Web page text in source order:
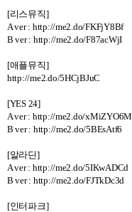
[리스뮤직]
A ver : http://me2.do/FKFjY8Bf
B ver : http://me2.do/F87acWjI
[애플뮤직]
http://me2.do/5HCjBJuC
[YES 24]
A ver : http://me2.do/xMiZYO6M
B ver : http://me2.do/5BEsAtf6
[알라딘]
A ver : http://me2.do/5IKwADCd
B ver : http://me2.do/FJTkDc3d
[인터파크]